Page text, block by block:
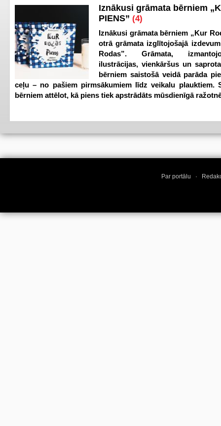
Iznākusi grāmata bērniem
PIENS” (4)
Iznākusi grāmata bērniem „Kur
otrā grāmata izglītojošajā
Rodas”. Grāmata,
ilustrācijas, vienkāršus un
bērniem saistošā veidā parāda
ceļu – no pašiem pirmsākumiem līdz veikalu plauktiem.
bērniem attēlot, kā piens tiek apstrādāts mūsdienīgā
Par portālu ·